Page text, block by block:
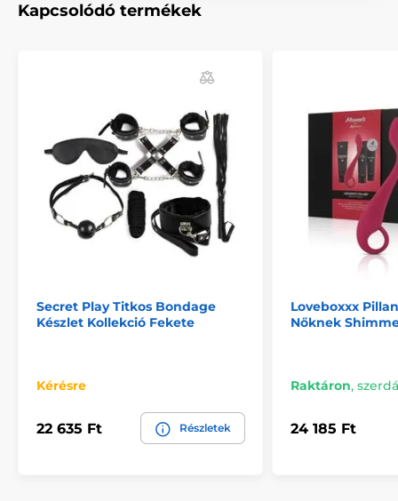
Kapcsolódó termékek
Secret Play Titkos Bondage
Készlet Kollekció Fekete
Kérésre
22 635 Ft Részletek
Loveboxxx
Nőknek
Raktáron,
24 185 Ft